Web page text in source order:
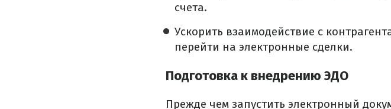
счета.
Ускорить взаимодействие с
перейти на электронные сделки.
Подготовка к внедрению ЭДО
Прежде чем запустить электронный